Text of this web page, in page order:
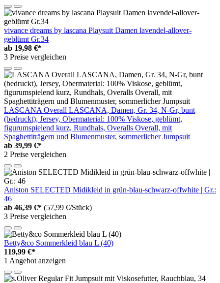
vivance dreams by lascana Playsuit Damen lavendel-allover-
geblümt Gr.34
ab 19,98 €*
3 Preise vergleichen
LASCANA Overall LASCANA, Damen, Gr. 34, N-Gr, bunt
(bedruckt), Jersey, Obermaterial: 100% Viskose, geblümt,
figurumspielend kurz, Rundhals, Overalls Overall, mit
Spaghettiträgern und Blumenmuster, sommerlicher Jumpsuit
ab 39,99 €*
2 Preise vergleichen
Aniston SELECTED Midikleid in grün-blau-schwarz-offwhite | Gr.:
46
ab 46,39 €* (57,99 €/Stück)
3 Preise vergleichen
Betty&co Sommerkleid blau L (40)
119,99 €*
1 Angebot anzeigen